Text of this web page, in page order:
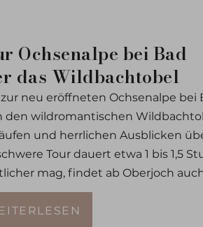
Ochsenalpe bei Bad
das Wildbachtobel
neu eröffneten Ochsenalpe bei
den wildromantischen
und herrlichen Ausblicken
Tour dauert etwa 1 bis 1,5
mag, findet ab Oberjoch
Weg – ideal für Familien,
Spaziergang im Allgäu.